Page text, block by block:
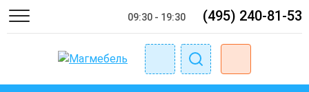
09:30 - 19:30 (495) 240-81-53